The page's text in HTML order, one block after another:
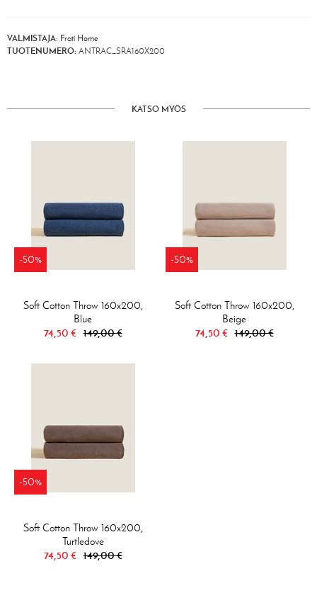
VALMISTAJA: Frati Home
TUOTENUMERO: ANTRAC_SRA160X200
KATSO MYÖS
-50%
Soft Cotton Throw 160x200,
Blue
74,50 € 149,00 €
-50%
Soft Cotton Throw 160x200,
Beige
74,50 € 149,00 €
-50%
Soft Cotton Throw 160x200,
Turtledove
74,50 € 149,00 €